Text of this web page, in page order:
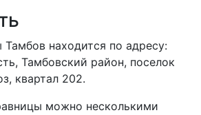
находится по адресу:
Тамбовский район, поселок
квартал 202.
можно несколькими